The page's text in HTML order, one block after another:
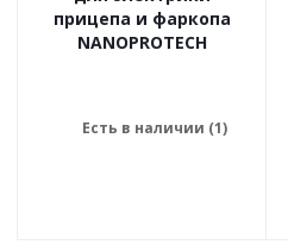
прицепа и фаркопа
NANOPROTECH
Есть в наличии (1)